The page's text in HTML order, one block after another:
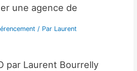
une agence de
/ Par Laurent
par Laurent Bourrelly